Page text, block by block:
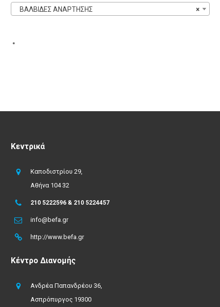
×
ΒΑΛΒΙΔΕΣ ΑΝΑΡΤΗΣΗΣ
Κεντρικά
Καποδιστρίου 29,
Αθήνα 104 32
210 5222596 & 210 5224457
info@befa.gr
http://www.befa.gr
Κέντρο Διανομής
Ανδρέα Παπανδρέου 36,
Ασπρόπυργος 19300